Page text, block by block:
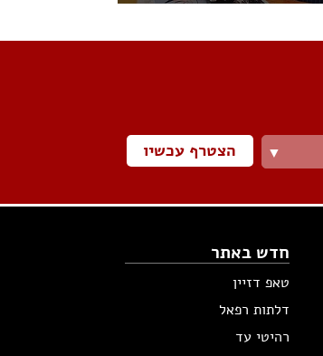
▼ הצטרף עכשיו
חדש באתר
טאפ דזיין
דלתות רפאל
רהיטי עד